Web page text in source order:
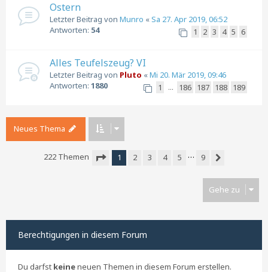
Ostern
Letzter Beitrag von Munro «Sa 27. Apr 2019, 06:52
Antworten: 54 1 2 3 4 5 6
Alles Teufelszeug? VI
Letzter Beitrag von Pluto «Mi 20. Mär 2019, 09:46
Antworten: 1880 1 … 186 187 188 189
Neues Thema
222 Themen
1 2 3 4 5 …
9
Gehe zu
Berechtigungen in diesem Forum
Du darfst keineneuen Themen in diesem Forum erstellen.